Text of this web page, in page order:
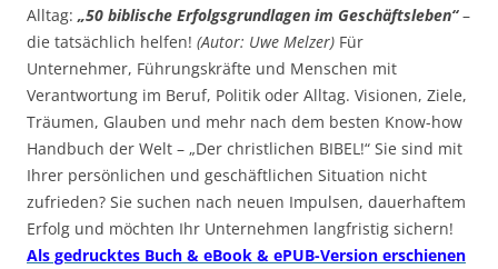
Alltag: „50 biblische Erfolgsgrundlagen im Geschäftsleben“–
die tatsächlich helfen! (Autor: Uwe Melzer) Für
Unternehmer, Führungskräfte und Menschen mit
Verantwortung im Beruf, Politik oder Alltag. Visionen, Ziele,
Träumen, Glauben und mehr nach dem besten Know-how
Handbuch der Welt – „Der christlichen BIBEL!“ Sie sind mit
Ihrer persönlichen und geschäftlichen Situation nicht
zufrieden? Sie suchen nach neuen Impulsen, dauerhaftem
Erfolg und möchten Ihr Unternehmen langfristig sichern!
Als gedrucktes Buch & eBook & ePUB-Version erschienen